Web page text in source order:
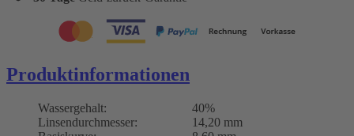
Produktinformationen
Wassergehalt:
40%
Linsendurchmesser:
14,20 mm